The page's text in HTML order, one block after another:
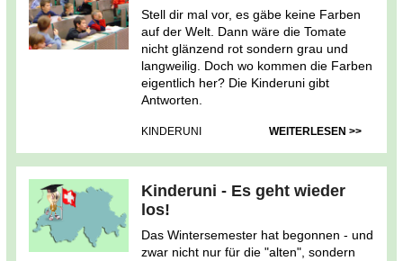
Stell dir mal vor, es gäbe keine Farben
auf der Welt. Dann wäre die Tomate
nicht glänzend rot sondern grau und
langweilig. Doch wo kommen die Farben
eigentlich her? Die Kinderuni gibt
Antworten.
KINDERUNI WEITERLESEN >>
Kinderuni - Es geht wieder
los!
Das Wintersemester hat begonnen - und
zwar nicht nur für die "alten", sondern